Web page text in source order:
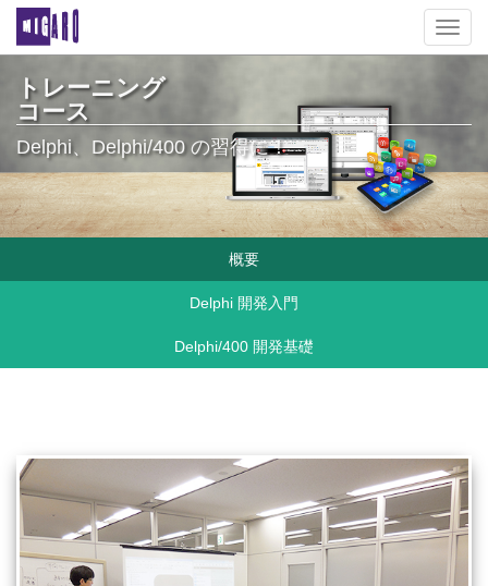
トレーニング
コース
Delphi、Delphi/400 の習得に！
概要
Delphi 開発入門
Delphi/400 開発基礎